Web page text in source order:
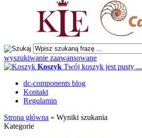
wyszukiwanie zaawansowane
Koszyk Twój koszyk jest pusty ...
dc-components blog
Kontakt
Regulamin
Strona główna » Wyniki szukania
Kategorie